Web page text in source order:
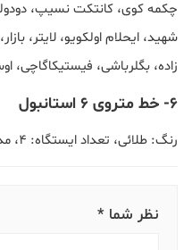
چکمه کوی، کانتکت نسیپ،
شهید، ایحلام اولکویو، لایتر،
زاده، بگلرباشی، فیستیکاگاچی،
۶- خط متروی 6 استانبول
رنگ: طلائی، تعداد ایستگاه: ۴، مدت سفر: ۷ دقیقه
نظر شما *